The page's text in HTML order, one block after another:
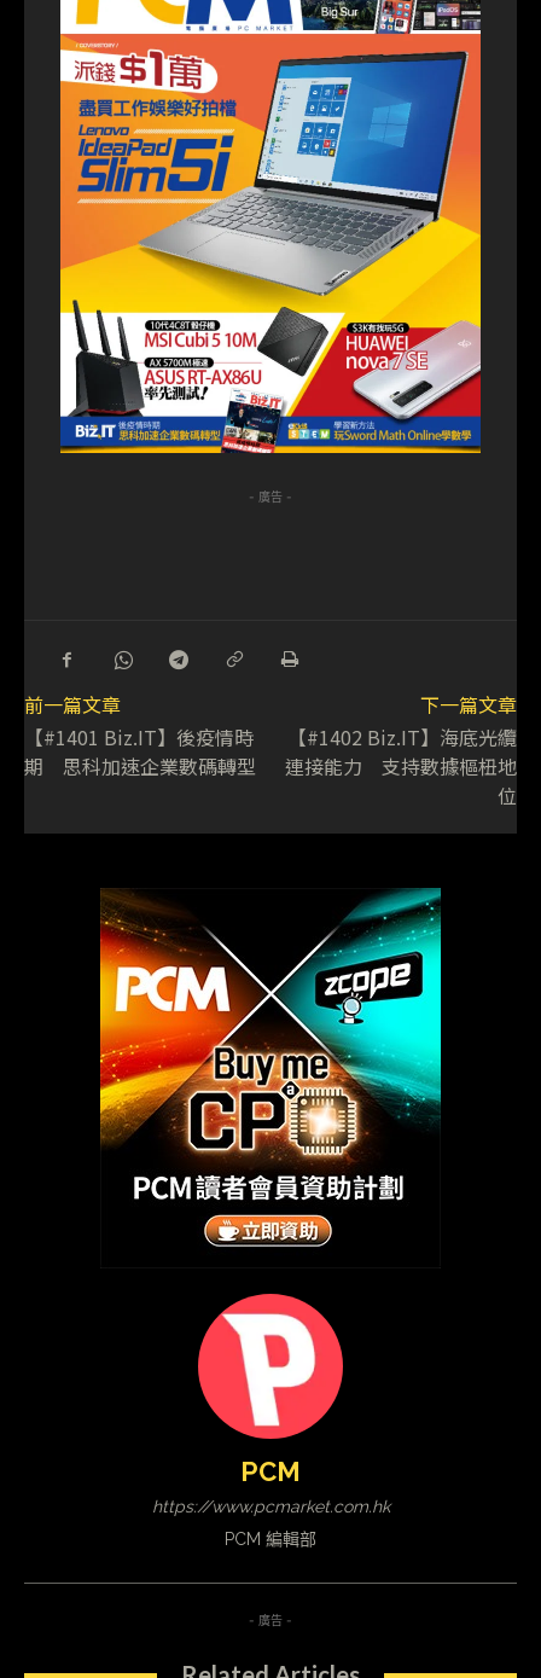
- 廣告 -
前一篇文章
【#1401 Biz.IT】後疫情時
期 思科加速企業數碼轉型
下一篇文章
【#1402 Biz.IT】海底光纜
連接能力 支持數據樞杻地
位
PCM
https://www.pcmarket.com.hk
PCM 編輯部
- 廣告 -